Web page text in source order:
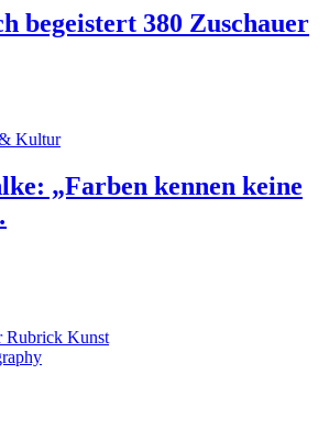
begeistert 380 Zuschauer
Kultur
„Farben kennen keine